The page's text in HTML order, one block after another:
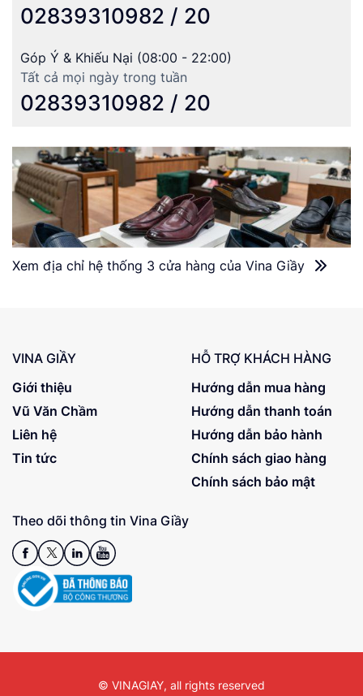
02839310982 / 20
Góp Ý & Khiếu Nại (08:00 - 22:00)
Tất cả mọi ngày trong tuần
02839310982 / 20
Xem địa chỉ hệ thống 3 cửa hàng của Vina Giầy
Theo dõi thông tin Vina Giầy
VINA GIẦY
Giới thiệu
Vũ Văn Chầm
Liên hệ
Tin tức
HỖ TRỢ KHÁCH HÀNG
Hướng dẫn mua hàng
Hướng dẫn thanh toán
Hướng dẫn bảo hành
Chính sách giao hàng
Chính sách bảo mật
© VINAGIAY, all rights reserved